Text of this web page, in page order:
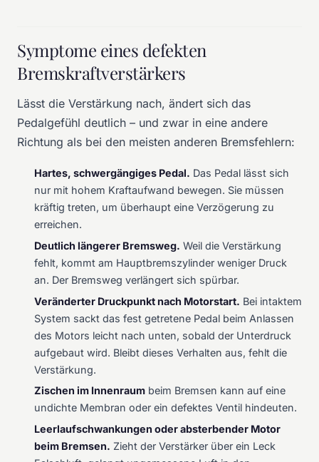
Symptome eines defekten
Bremskraftverstärkers
Lässt die Verstärkung nach, ändert sich das
Pedalgefühl deutlich – und zwar in eine andere
Richtung als bei den meisten anderen Bremsfehlern:
Hartes, schwergängiges Pedal. Das Pedal lässt sich
nur mit hohem Kraftaufwand bewegen. Sie müssen
kräftig treten, um überhaupt eine Verzögerung zu
erreichen.
Deutlich längerer Bremsweg. Weil die Verstärkung
fehlt, kommt am Hauptbremszylinder weniger Druck
an. Der Bremsweg verlängert sich spürbar.
Veränderter Druckpunkt nach Motorstart. Bei intaktem
System sackt das fest getretene Pedal beim Anlassen
des Motors leicht nach unten, sobald der Unterdruck
aufgebaut wird. Bleibt dieses Verhalten aus, fehlt die
Verstärkung.
Zischen im Innenraum beim Bremsen kann auf eine
undichte Membran oder ein defektes Ventil hindeuten.
Leerlaufschwankungen oder absterbender Motor
beim Bremsen. Zieht der Verstärker über ein Leck